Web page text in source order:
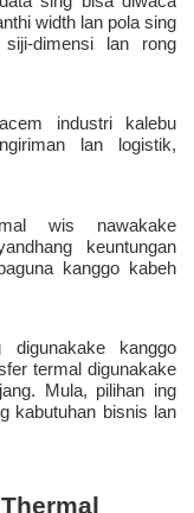
width lan pola sing
dimensi lan rong
industri kalebu
lan logistik,
wis nawakake
keuntungan
kanggo kabeh
digunakake kanggo
termal digunakake
Mula, pilihan ing
kabutuhan bisnis lan